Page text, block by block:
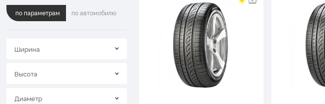
по параметрам по автомобилю
Ширина
Высота
Диаметр